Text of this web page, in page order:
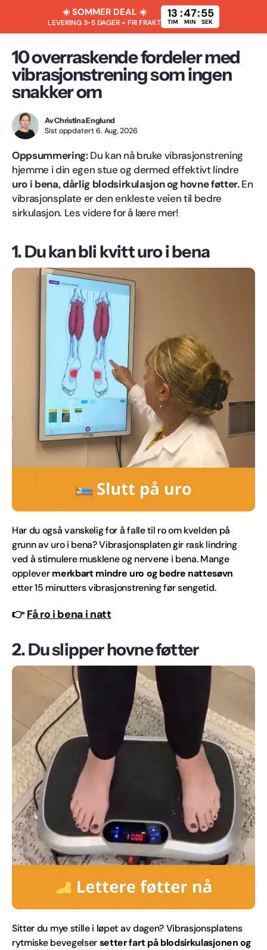
☀️ SOMMER DEAL ☀️
LEVERING 3-5 DAGER + FRI FRAKT
13
TIM
:47
MIN
:54
SEK
10 overraskende fordeler med
vibrasjonstrening som ingen
snakker om
Av Christina Englund
Sist oppdatert 6. Aug, 2026
Oppsummering:Du kan nå bruke vibrasjonstrening
hjemme i din egen stue og dermed effektivt lindre
uro i bena, dårlig blodsirkulasjon og hovne føtter.En
vibrasjonsplate er den enkleste veien til bedre
sirkulasjon. Les videre for å lære mer!
1. Du kan bli kvitt uro i bena
Har du også vanskelig for å falle til ro om kvelden på
grunn av uro i bena? Vibrasjonsplaten gir rask lindring
ved å stimulere musklene og nervene i bena. Mange
opplevermerkbart mindre uro og bedre nattesøvn
etter 15 minutters vibrasjonstrening før sengetid.
👉Få ro i bena i natt
2. Du slipper hovne føtter
Sitter du mye stille i løpet av dagen? Vibrasjonsplatens
rytmiske bevegelsersetter fart på blodsirkulasjonen og